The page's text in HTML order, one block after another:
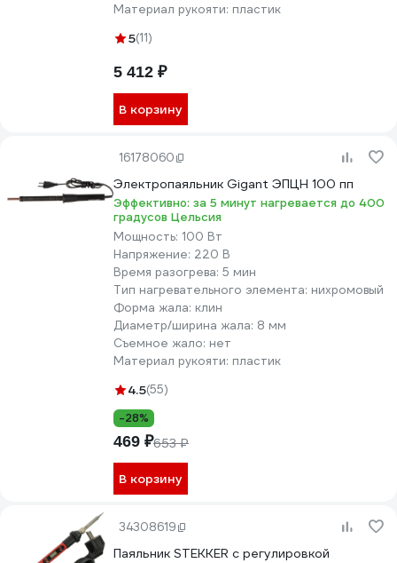
Материал рукояти: пластик
5(11)
5 412 ₽
В корзину
16178060
Электропаяльник Gigant ЭПЦН 100 пп
Эффективно: за 5 минут нагревается до 400
градусов Цельсия
Мощность: 100 Вт
Напряжение: 220 В
Время разогрева: 5 мин
Тип нагревательного элемента: нихромовый
Форма жала: клин
Диаметр/ширина жала: 8 мм
Съемное жало: нет
Материал рукояти: пластик
4.5(55)
-28%
469 ₽653 ₽
В корзину
34308619
Паяльник STEKKER с регулировкой